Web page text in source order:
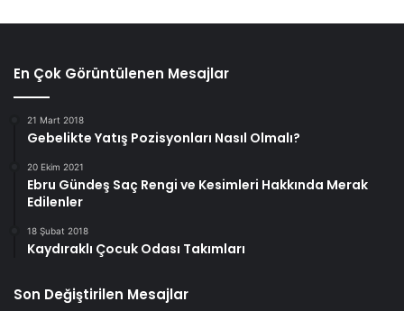
En Çok Görüntülenen Mesajlar
21 Mart 2018
Gebelikte Yatış Pozisyonları Nasıl Olmalı?
20 Ekim 2021
Ebru Gündeş Saç Rengi ve Kesimleri Hakkında Merak
Edilenler
18 Şubat 2018
Kaydıraklı Çocuk Odası Takımları
Son Değiştirilen Mesajlar